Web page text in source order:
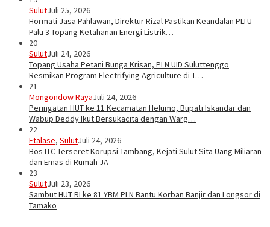
SulutJuli 25, 2026
Hormati Jasa Pahlawan, Direktur Rizal Pastikan Keandalan PLTU
Palu 3 Topang Ketahanan Energi Listrik…
20
SulutJuli 24, 2026
Topang Usaha Petani Bunga Krisan, PLN UID Suluttenggo
Resmikan Program Electrifying Agriculture di T…
21
Mongondow RayaJuli 24, 2026
Peringatan HUT ke 11 Kecamatan Helumo, Bupati Iskandar dan
Wabup Deddy Ikut Bersukacita dengan Warg…
22
Etalase, SulutJuli 24, 2026
Bos ITC Terseret Korupsi Tambang, Kejati Sulut Sita Uang Miliaran
dan Emas di Rumah JA
23
SulutJuli 23, 2026
Sambut HUT RI ke 81 YBM PLN Bantu Korban Banjir dan Longsor di
Tamako